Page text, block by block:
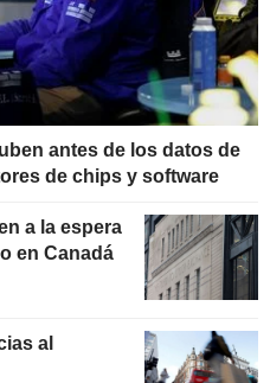
antes de los datos de
de chips y software
a la espera
en Canadá
al